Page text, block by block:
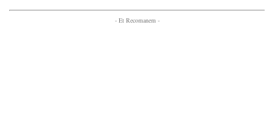
- Et Recomanem -